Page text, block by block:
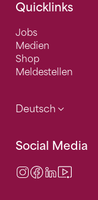
Quicklinks
Jobs
Medien
Shop
Meldestellen
Deutsch
Social Media
Instagram
Facebook
LinkedIn